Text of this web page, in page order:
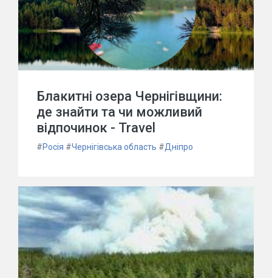
Блакитні озера Чернігівщини:
де знайти та чи можливий
відпочинок - Travel
#Росія #Чернігівська область #Дніпро